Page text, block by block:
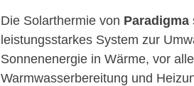
Die Solarthermie von Paradigma
leistungsstarkes System zur
Sonnenenergie in Wärme, vor
Warmwasserbereitung und